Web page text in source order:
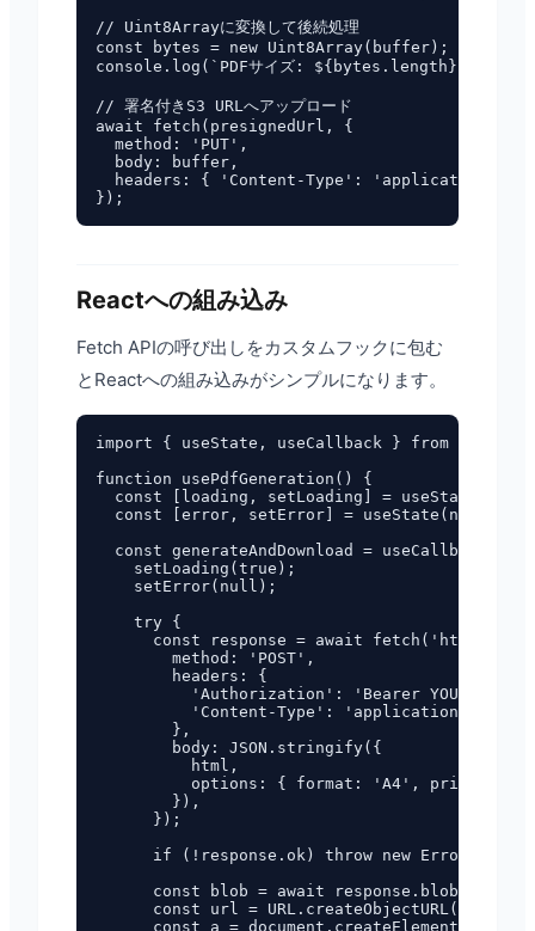
// Uint8Arrayに変換して後続処理
const bytes = new Uint8Array(buffer);
console.log(`PDFサイズ: ${bytes.length} バイト
// 署名付きS3 URLへアップロード
await fetch(presignedUrl, {
  method: 'PUT',
  body: buffer,
headers: { 'Content-Type': 'application/
Reactへの組み込み
Fetch APIの呼び出しをカスタムフックに包む
とReactへの組み込みがシンプルになります。
import { useState, useCallback } from 'react';
function usePdfGeneration() {
const [loading, setLoading] =
  const [error, setError] = useState(null);
const generateAndDownload =
    setLoading(true);
    setError(null);
    try {
const response = await fetch('https://
        method: 'POST',
        headers: {
'Authorization': 'Bearer
          'Content-Type': 'application/json',
        },
        body: JSON.stringify({
          html,
options: { format: 'A4',
        }),
      });
if (!response.ok) throw new Error(`HTTP
      const blob = await response.blob();
      const url = URL.createObjectURL(blob);
      const a = document.createElement('a');